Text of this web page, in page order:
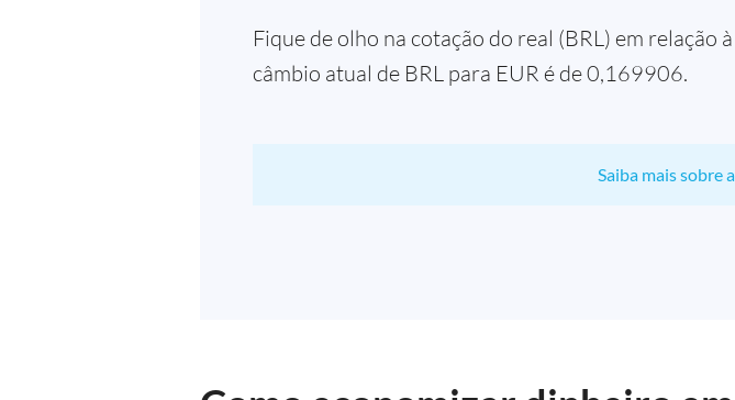
Fique de olho na cotação do real (BRL) em relação
câmbio atual de BRL para EUR é de 0,169906.
Saiba mais sobre